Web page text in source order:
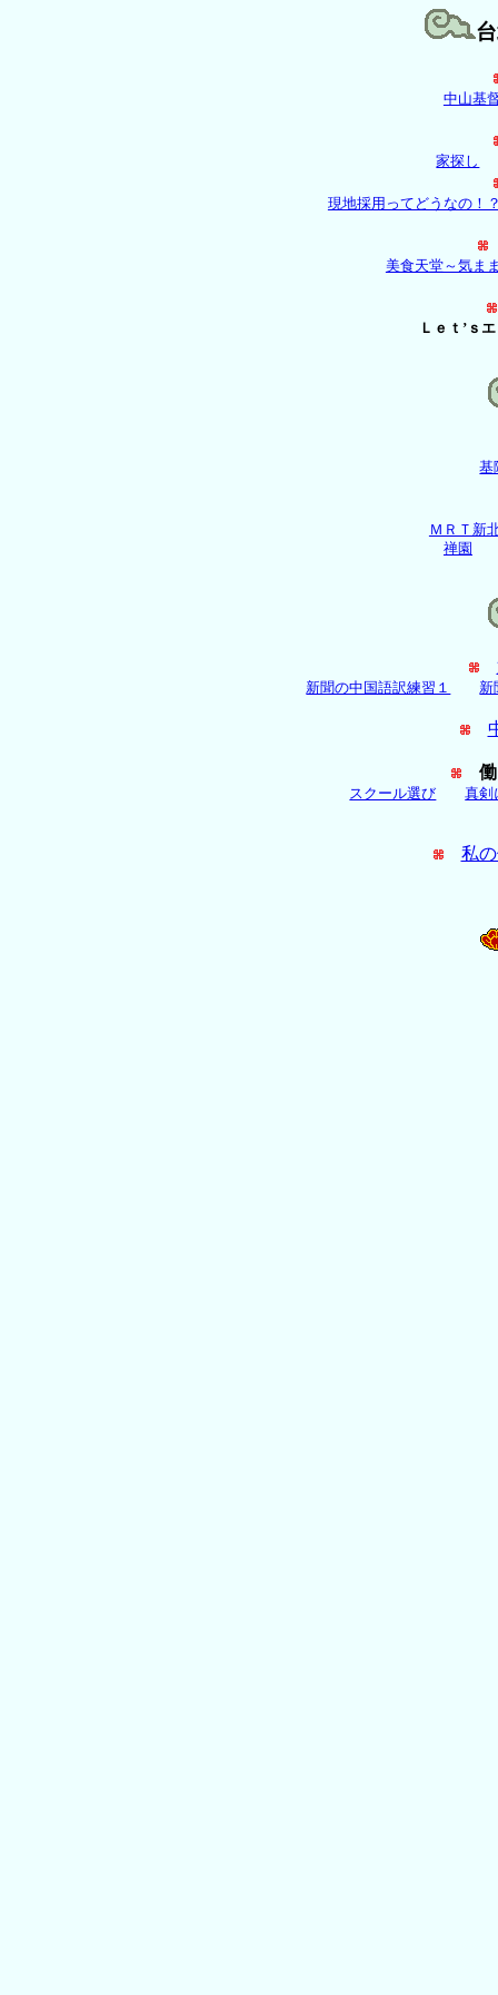
中山基
家探し
現地採用ってどうなの！
美食天堂～気ま
Ｌｅｔ’ｓ
基
ＭＲＴ新
禅園
新聞の中国語訳練習１ 新
働
スクール選び 真剣
私